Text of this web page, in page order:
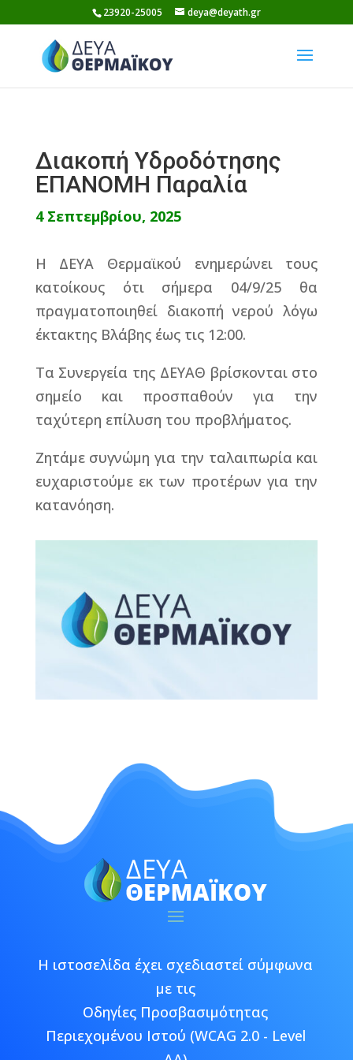
to
content
23920-25005 deya@deyath.gr
Διακοπή Υδροδότησης
ΕΠΑΝΟΜΗ Παραλία
4 Σεπτεμβρίου, 2025
Η ΔΕΥΑ Θερμαϊκού ενημερώνει τους
κατοίκους ότι σήμερα 04/9/25 θα
πραγματοποιηθεί διακοπή νερού λόγω
έκτακτης Βλάβης έως τις 12:00.
Τα Συνεργεία της ΔΕΥΑΘ βρίσκονται στο
σημείο και προσπαθούν για την
ταχύτερη επίλυση του προβλήματος.
Ζητάμε συγνώμη για την ταλαιπωρία και
ευχαριστούμε εκ των προτέρων για την
κατανόηση.
Η ιστοσελίδα έχει σχεδιαστεί σύμφωνα
με τις
Οδηγίες Προσβασιμότητας
Περιεχομένου Ιστού (WCAG 2.0 - Level